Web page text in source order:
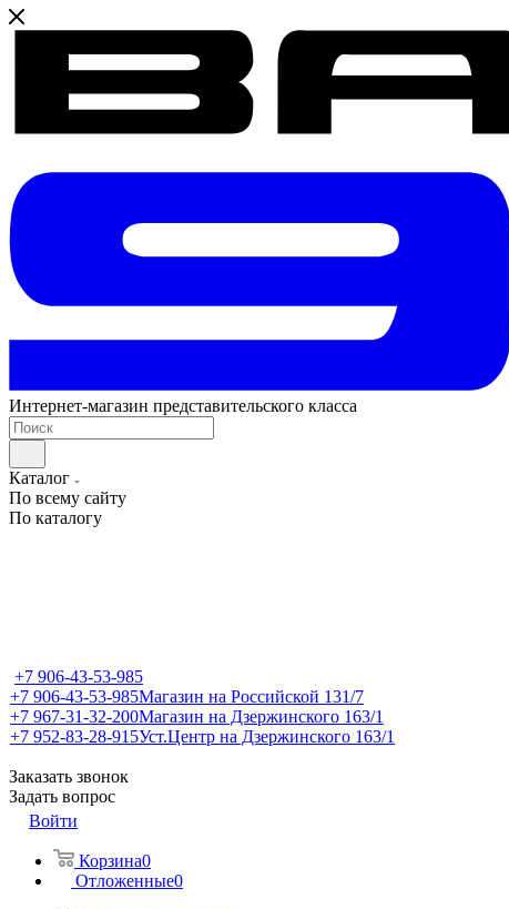
Интернет-магазин представительского класса
Каталог
По всему сайту
По каталогу
+7 906-43-53-985
+7 906-43-53-985Магазин на Российской 131/7
+7 967-31-32-200Магазин на Дзержинского 163/1
+7 952-83-28-915Уст.Центр на Дзержинского 163/1
Заказать звонок
Задать вопрос
Войти
Корзина0
Отложенные0